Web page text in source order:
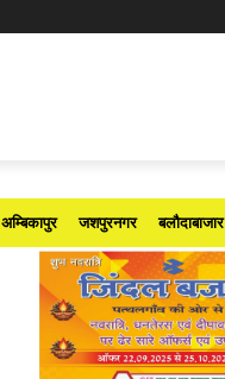
अम्बिकापुर जशपुरनगर बलौदाबाजार